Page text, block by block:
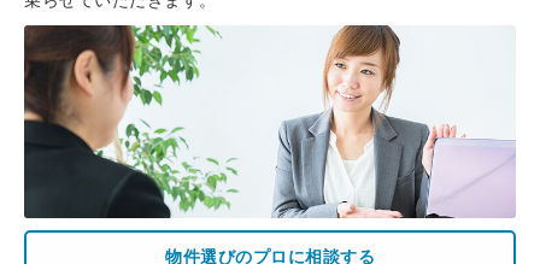
物件選びのプロに相談する